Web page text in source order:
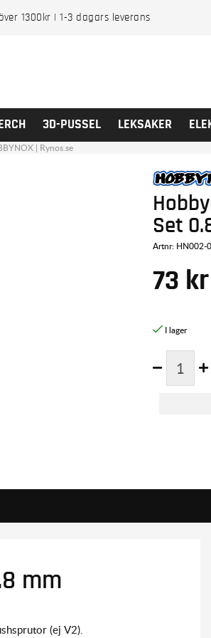
1300kr | 1-3 dagars leverans
3D-PUSSEL LEKSAKER
| Rynos.se
Set
Artnr: HN002-
73 kr
mm
(ej V2).